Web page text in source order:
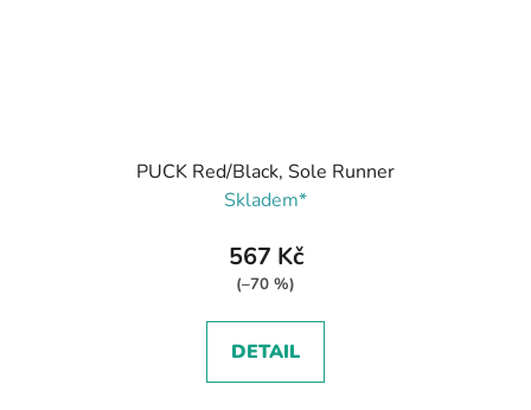
PUCK Red/Black, Sole Runner
Skladem*
567 Kč
(–70 %)
DETAIL